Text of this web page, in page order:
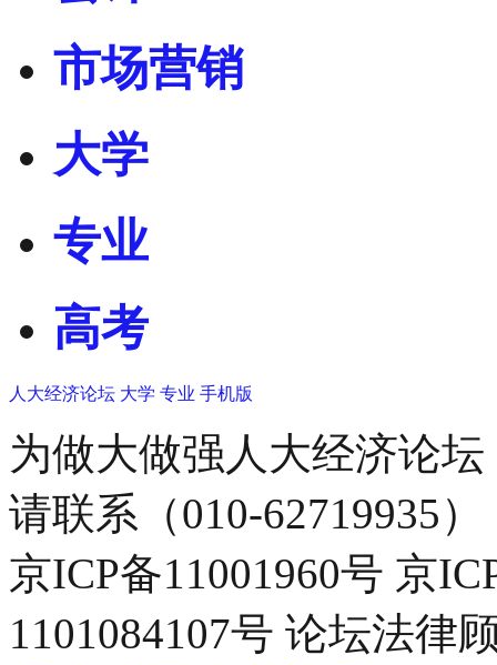
市场营销
大学
专业
高考
人大经济论坛 大学 专业 手机版
为做大做强人大经济论
请联系（010-62719935）
京ICP备11001960号 京
1101084107号 论坛法律